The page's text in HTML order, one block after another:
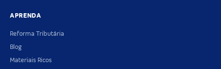
APRENDA
Reforma Tributária
Blog
Materiais Ricos